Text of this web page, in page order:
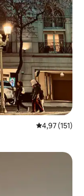
4,97 (151)